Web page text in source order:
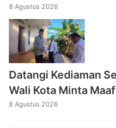
8 Agustus 2026
Datangi Kediaman
Wali Kota Minta
8 Agustus 2026